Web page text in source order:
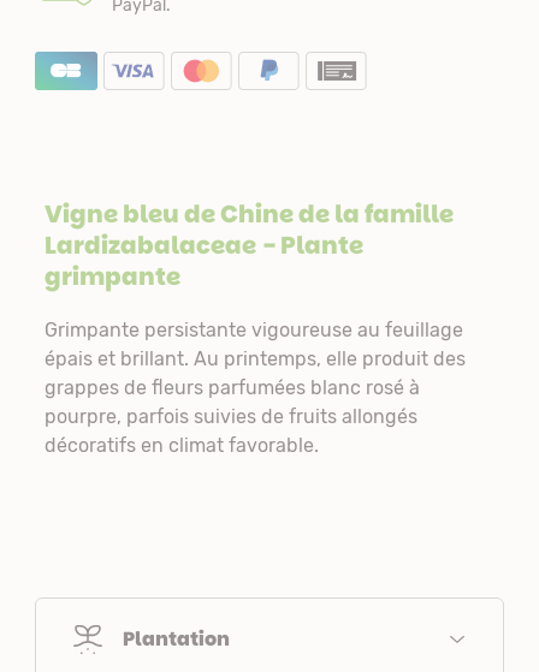
PayPal.
Vigne bleu de Chine de la famille
Lardizabalaceae- Plante
grimpante
Grimpante persistante vigoureuse au feuillage
épais et brillant. Au printemps, elle produit des
grappes de fleurs parfumées blanc rosé à
pourpre, parfois suivies de fruits allongés
décoratifs en climat favorable.
Plantation